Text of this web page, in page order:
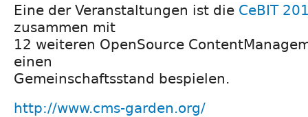
Eine der Veranstaltungen ist die CeBIT
zusammen mit
12 weiteren OpenSource
einen
Gemeinschaftsstand bespielen.
http://www.cms-garden.org/